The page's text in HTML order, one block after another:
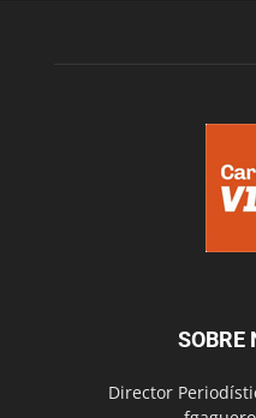
SOBRE
Director